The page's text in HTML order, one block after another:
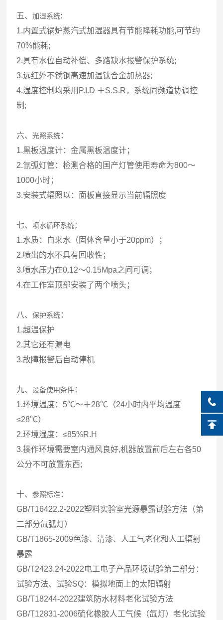
五、加湿系统:
1.内置式锅炉蒸汽式加湿器具有节能降耗功能,可节约
70%能耗;
2.具有水位自动补偿、多路缺水报警保护系统;
3.远红外不锈钢高速加温钛合金加热器;
4.湿度控制均采用P.I.D ＋S.S.R，系统同频道协调控
制;
六、光照系统：
1.黑板温度计：金属黑板温度计；
2.氙弧灯管：检测合格的国产灯管使用寿命为800～
1000小时；
3.安装式辐照以：面板直接显示当前辐照度
七、 喷水循环系统：
1.水质：自来水（固体含量小于20ppm）；
2.喷出的水不具有回收性；
3.喷水压力在0.12～0.15Mpa之间可调；
4.在工作室顶部安装了两个喷头；
八、保护系统：
1.超温保护
2.其它还有漏电
3.故障报警后自动停机
九、设备使用条件：
1.环境温度：5℃～＋28℃（24小时内平均温度
≤28℃）
2.环境湿度：≤85%R.H
3.操作环境需要室内通风良好,机器放置前后左右各50
公分不可放置东西;
十、参照标准 ：
GB/T16422.2-2022塑料实验室光源暴露试验方法（第
二部分氙弧灯）
GB/T1865-2009色漆、清漆、人工气老化和人工辐射
暴露
GB/T2423.24-2022电工电子产品环境试验第二部分：
试验方法、试验SQ：模拟地面上的太阳辐射
GB/T18244-2022建筑防水材料老化试验方法
GB/T12831-2006硫化橡胶人工气候（氙灯）老化试验